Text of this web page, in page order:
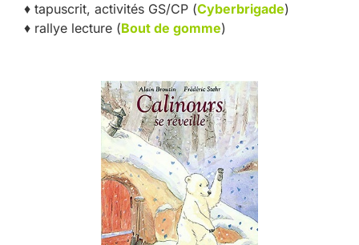
♦ tapuscrit, activités GS/CP (Cyberbrigade)
♦ rallye lecture (Bout de gomme)